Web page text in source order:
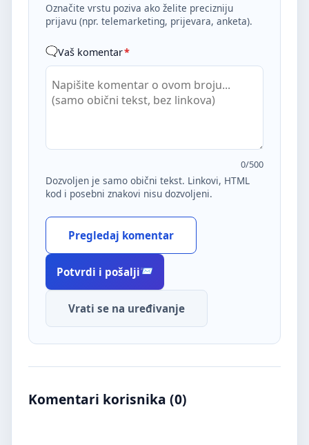
Označite vrstu poziva ako želite precizniju
prijavu (npr. telemarketing, prijevara, anketa).
Vaš komentar*
0/500
Dozvoljen je samo obični tekst. Linkovi, HTML
kod i posebni znakovi nisu dozvoljeni.
Pregledaj komentar
Potvrdi i pošalji
Vrati se na uređivanje
Komentari korisnika (0)